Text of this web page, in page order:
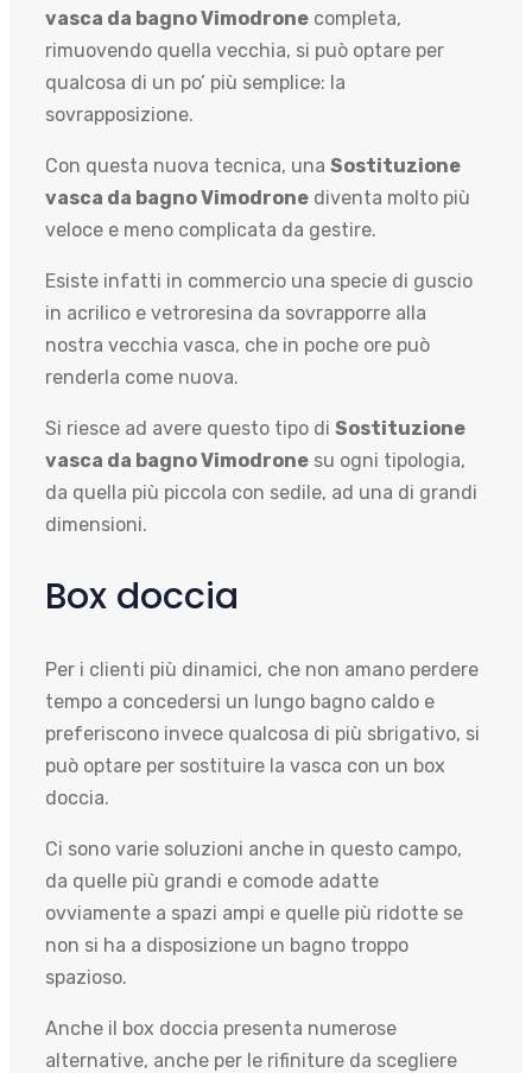
vasca da bagno Vimodrone completa,
rimuovendo quella vecchia, si può optare per
qualcosa di un po’ più semplice: la
sovrapposizione.
Con questa nuova tecnica, una Sostituzione
vasca da bagno Vimodrone diventa molto più
veloce e meno complicata da gestire.
Esiste infatti in commercio una specie di guscio
in acrilico e vetroresina da sovrapporre alla
nostra vecchia vasca, che in poche ore può
renderla come nuova.
Si riesce ad avere questo tipo di Sostituzione
vasca da bagno Vimodrone su ogni tipologia,
da quella più piccola con sedile, ad una di grandi
dimensioni.
Box doccia
Per i clienti più dinamici, che non amano perdere
tempo a concedersi un lungo bagno caldo e
preferiscono invece qualcosa di più sbrigativo, si
può optare per sostituire la vasca con un box
doccia.
Ci sono varie soluzioni anche in questo campo,
da quelle più grandi e comode adatte
ovviamente a spazi ampi e quelle più ridotte se
non si ha a disposizione un bagno troppo
spazioso.
Anche il box doccia presenta numerose
alternative, anche per le rifiniture da scegliere